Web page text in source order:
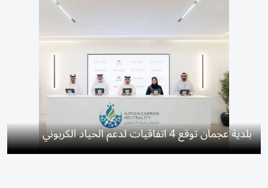
بلدية عجمان توقع 4 اتفاقيات لدعم الحياد الكربوني